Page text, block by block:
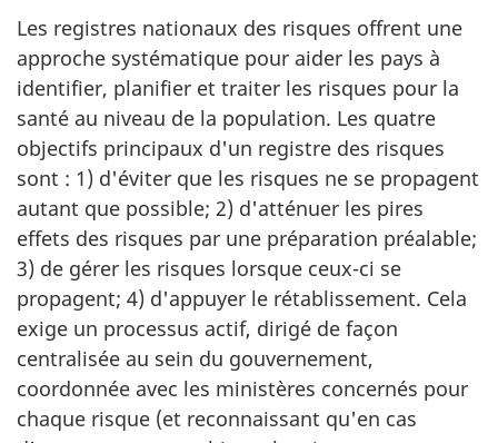
Les registres nationaux des risques offrent une
approche systématique pour aider les pays à
identifier, planifier et traiter les risques pour la
santé au niveau de la population. Les quatre
objectifs principaux d'un registre des risques
sont : 1) d'éviter que les risques ne se propagent
autant que possible; 2) d'atténuer les pires
effets des risques par une préparation préalable;
3) de gérer les risques lorsque ceux-ci se
propagent; 4) d'appuyer le rétablissement. Cela
exige un processus actif, dirigé de façon
centralisée au sein du gouvernement,
coordonnée avec les ministères concernés pour
chaque risque (et reconnaissant qu'en cas